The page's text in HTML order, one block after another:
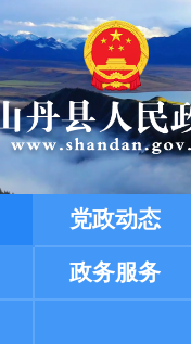
党政动态
政务服务